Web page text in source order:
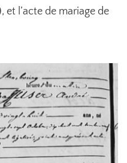
et l’acte de mariage de